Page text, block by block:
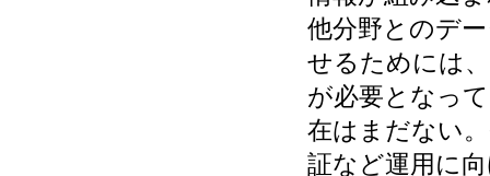
他分野とのデ
せるためには
が必要となっ
在はまだない
証など運用に